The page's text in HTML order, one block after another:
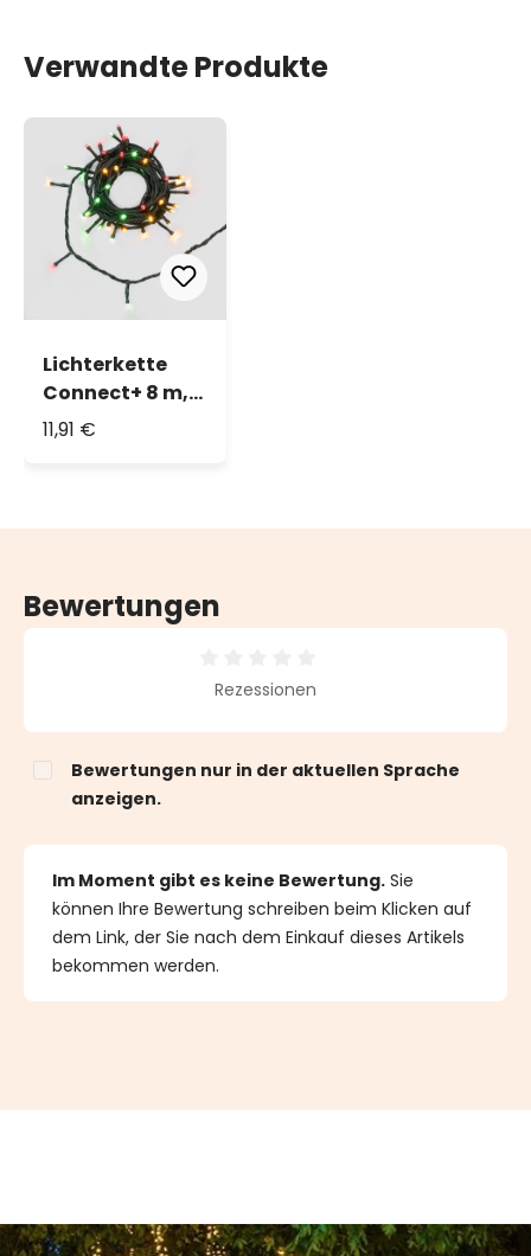
Verwandte Produkte
Lichterkette
Connect+ 8 m,
80 LEDs
grünes Kabel,
11,91 €
Bewertungen
Durchschnittliche Bewertung von 0 von 5 Sternen
Rezessionen
Bewertungen nur in der aktuellen Sprache
anzeigen.
Im Moment gibt es keine Bewertung. Sie
können Ihre Bewertung schreiben beim Klicken auf
dem Link, der Sie nach dem Einkauf dieses Artikels
bekommen werden.